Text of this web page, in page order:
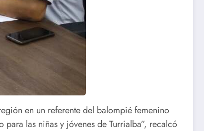
en un referente del balompié femenino
las niñas y jóvenes de Turrialba”, recalcó